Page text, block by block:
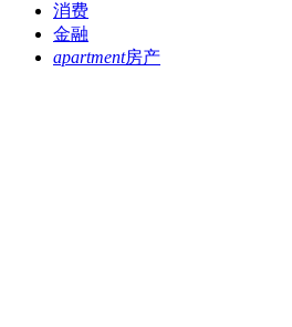
消费
金融
apartment房产